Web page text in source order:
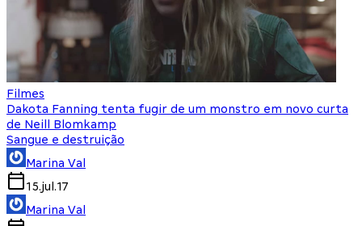
Filmes
Dakota Fanning tenta fugir de um monstro em novo curta
de Neill Blomkamp
Sangue e destruição
Marina Val
15.jul.17
Marina Val